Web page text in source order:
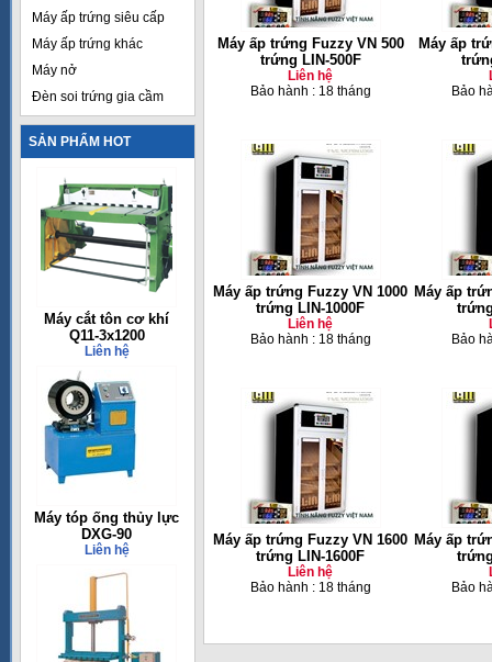
Máy ấp trứng siêu cấp
Máy ấp trứng khác
Máy nở
Đèn soi trứng gia cầm
SẢN PHẨM HOT
Máy cắt tôn cơ khí
Q11-3x1200
Liên hệ
Máy tóp ống thủy lực
DXG-90
Liên hệ
Máy ấp trứng Fuzzy VN 500
trứng LIN-500F
Liên hệ
Bảo hành : 18 tháng
Máy ấp
Bảo
Máy ấp trứng Fuzzy VN 1000
trứng LIN-1000F
Liên hệ
Bảo hành : 18 tháng
Máy ấp
Bảo
Máy ấp trứng Fuzzy VN 1600
trứng LIN-1600F
Liên hệ
Bảo hành : 18 tháng
Máy ấp
Bảo